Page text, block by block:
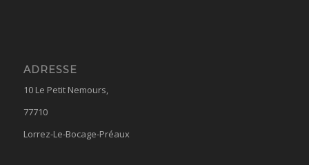
ADRESSE
10 Le Petit Nemours,
77710
Lorrez-Le-Bocage-Préaux